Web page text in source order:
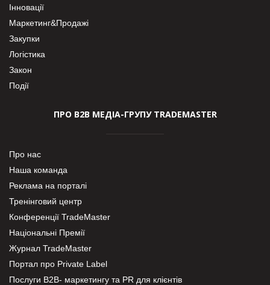
Інновації
Маркетинг&Продажі
Закупки
Логістика
Закон
Події
ПРО В2В МЕДІА-ГРУПУ TRADEMASTER
Про нас
Наша команда
Реклама на порталі
Тренінговий центр
Конференції TradeMaster
Національні Премії
Журнал TradeMaster
Портал про Private Label
Послуги В2В- маркетингу та PR для клієнтів